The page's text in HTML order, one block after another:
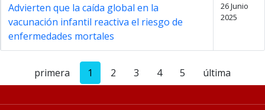
Advierten que la caída global en la
vacunación infantil reactiva el riesgo de
enfermedades mortales
26 Junio
2025
primera 1 2 3 4 5 última